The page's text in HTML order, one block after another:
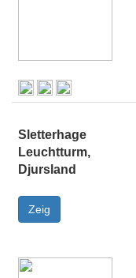
Sletterhage
Leuchtturm,
Djursland